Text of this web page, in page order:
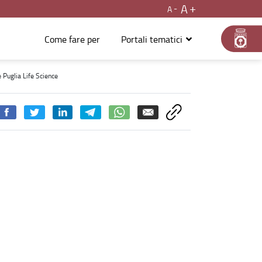
A
A
Come fare per Portali tematici
Science - Salute, sport e buona vita
Life Science